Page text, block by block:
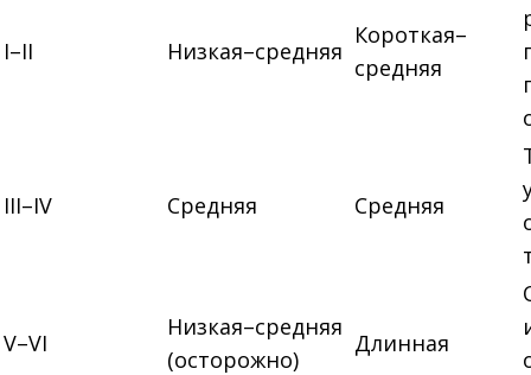
I–II Низкая–средняя
Короткая–
средняя
III–IV Средняя Средняя
V–VI
Низкая–средняя
(осторожно)
Длинная